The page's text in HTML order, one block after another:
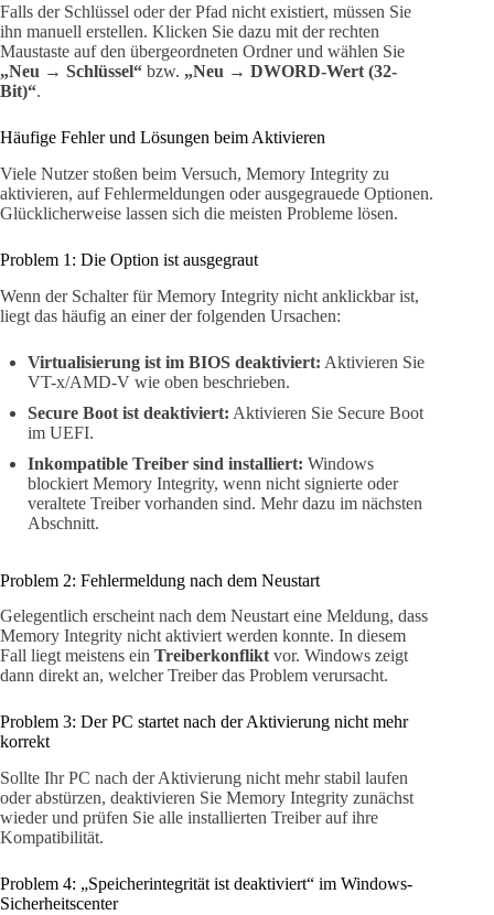
Falls der Schlüssel oder der Pfad nicht existiert, müssen Sie
ihn manuell erstellen. Klicken Sie dazu mit der rechten
Maustaste auf den übergeordneten Ordner und wählen Sie
„Neu → Schlüssel“ bzw. „Neu → DWORD-Wert (32-
Bit)“.
Häufige Fehler und Lösungen beim Aktivieren
Viele Nutzer stoßen beim Versuch, Memory Integrity zu
aktivieren, auf Fehlermeldungen oder ausgegrauede Optionen.
Glücklicherweise lassen sich die meisten Probleme lösen.
Problem 1: Die Option ist ausgegraut
Wenn der Schalter für Memory Integrity nicht anklickbar ist,
liegt das häufig an einer der folgenden Ursachen:
Virtualisierung ist im BIOS deaktiviert: Aktivieren Sie
VT-x/AMD-V wie oben beschrieben.
Secure Boot ist deaktiviert: Aktivieren Sie Secure Boot
im UEFI.
Inkompatible Treiber sind installiert: Windows
blockiert Memory Integrity, wenn nicht signierte oder
veraltete Treiber vorhanden sind. Mehr dazu im nächsten
Abschnitt.
Problem 2: Fehlermeldung nach dem Neustart
Gelegentlich erscheint nach dem Neustart eine Meldung, dass
Memory Integrity nicht aktiviert werden konnte. In diesem
Fall liegt meistens ein Treiberkonflikt vor. Windows zeigt
dann direkt an, welcher Treiber das Problem verursacht.
Problem 3: Der PC startet nach der Aktivierung nicht mehr
korrekt
Sollte Ihr PC nach der Aktivierung nicht mehr stabil laufen
oder abstürzen, deaktivieren Sie Memory Integrity zunächst
wieder und prüfen Sie alle installierten Treiber auf ihre
Kompatibilität.
Problem 4: „Speicherintegrität ist deaktiviert“ im Windows-
Sicherheitscenter